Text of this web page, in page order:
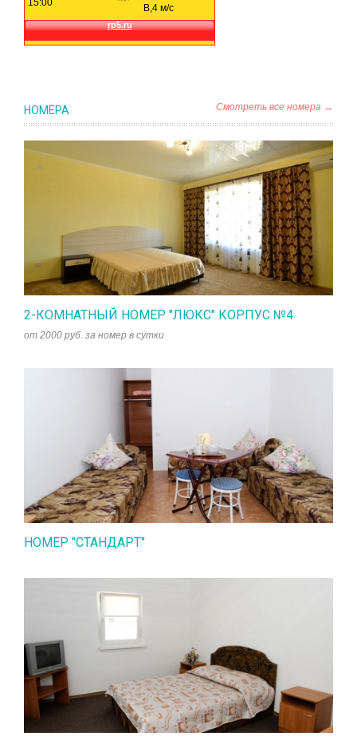
НОМЕРА Смотреть все номера →
2-КОМНАТНЫЙ НОМЕР "ЛЮКС" КОРПУС №4
от 2000 руб. за номер в сутки
НОМЕР "СТАНДАРТ"